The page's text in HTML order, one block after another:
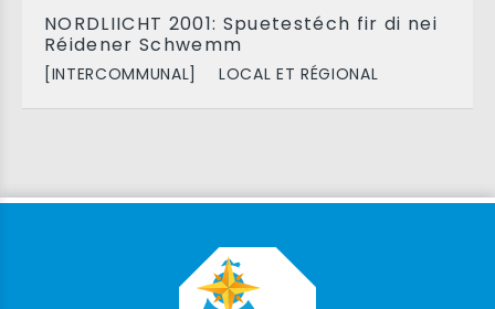
NORDLIICHT 2001: Spuetestéch fir di nei
Réidener Schwemm
[INTERCOMMUNAL] LOCAL ET RÉGIONAL